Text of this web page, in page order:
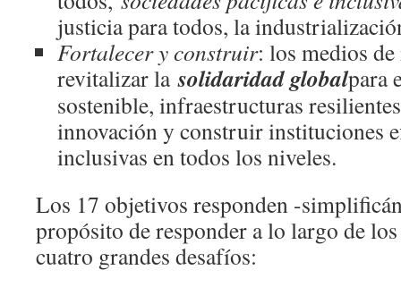
justicia para todos, la
Fortalecer y construir: los medios
revitalizar lasolidaridad globalpara
sostenible, infraestructuras
innovación y construir instituciones
inclusivas en todos los niveles.
Los 17 objetivos responden -
propósito de responder a lo largo de
cuatro grandes desafíos: